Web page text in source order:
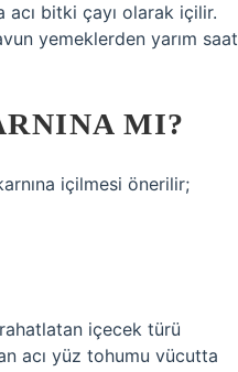
bitki çayı olarak içilir.
yemeklerden yarım saat
MI?
içilmesi önerilir;
içecek türü
acı yüz tohumu vücutta